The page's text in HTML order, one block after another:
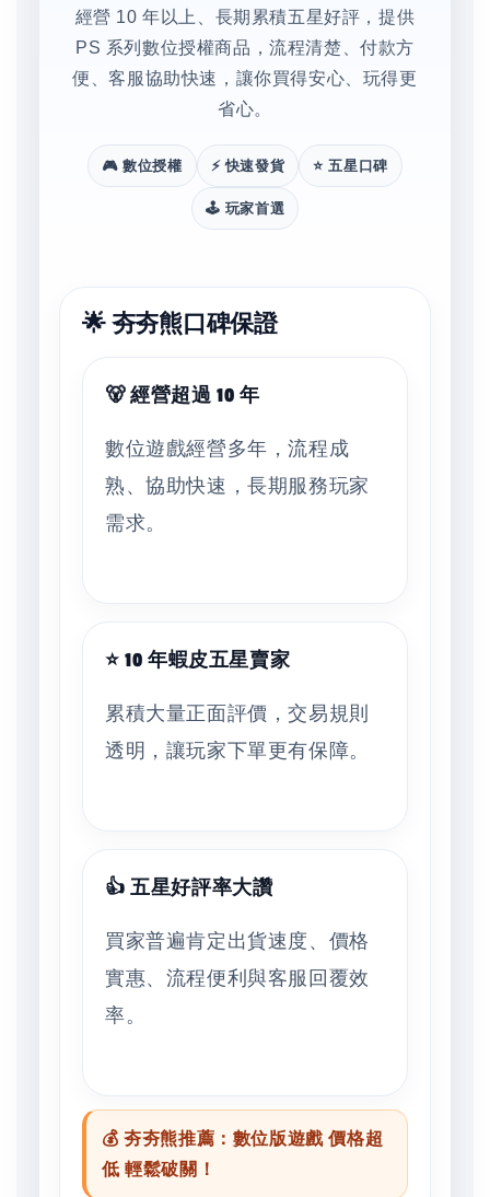
經營 10 年以上、長期累積五星好評，提供
PS 系列數位授權商品，流程清楚、付款方
便、客服協助快速，讓你買得安心、玩得更
省心。
🎮 數位授權 ⚡ 快速發貨 ⭐ 五星口碑
🕹️ 玩家首選
🌟 夯夯熊口碑保證
🐻 經營超過 10 年
數位遊戲經營多年，流程成
熟、協助快速，長期服務玩家
需求。
⭐ 10 年蝦皮五星賣家
累積大量正面評價，交易規則
透明，讓玩家下單更有保障。
👍 五星好評率大讚
買家普遍肯定出貨速度、價格
實惠、流程便利與客服回覆效
率。
💰 夯夯熊推薦：數位版遊戲 價格超
低 輕鬆破關！